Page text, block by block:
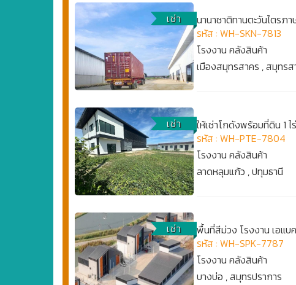
เช่า
นานาชาติทานตะวันไตรภ
รหัส : WH-SKN-7813
โรงงาน คลังสินค้า
เมืองสมุทรสาคร , สมุทรส
เช่า
ให้เช่าโกดังพร้อมที่ดิน 1
รหัส : WH-PTE-7804
โรงงาน คลังสินค้า
ลาดหลุมแก้ว , ปทุมธานี
เช่า
พื้นที่สีม่วง โรงงาน เอแบ
รหัส : WH-SPK-7787
โรงงาน คลังสินค้า
บางบ่อ , สมุทรปราการ